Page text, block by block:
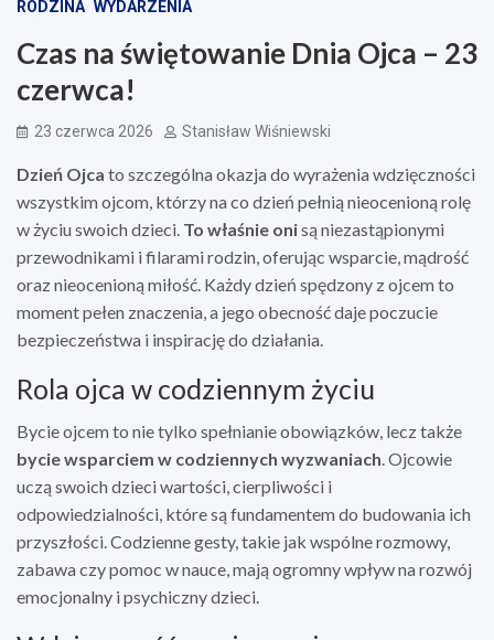
RODZINA WYDARZENIA
Czas na świętowanie Dnia Ojca – 23
czerwca!
23 czerwca 2026 Stanisław Wiśniewski
Dzień Ojca to szczególna okazja do wyrażenia wdzięczności
wszystkim ojcom, którzy na co dzień pełnią nieocenioną rolę
w życiu swoich dzieci. To właśnie onisą niezastąpionymi
przewodnikami i filarami rodzin, oferując wsparcie, mądrość
oraz nieocenioną miłość. Każdy dzień spędzony z ojcem to
moment pełen znaczenia, a jego obecność daje poczucie
bezpieczeństwa i inspirację do działania.
Rola ojca w codziennym życiu
Bycie ojcem to nie tylko spełnianie obowiązków, lecz także
bycie wsparciem w codziennych wyzwaniach . Ojcowie
uczą swoich dzieci wartości, cierpliwości i
odpowiedzialności, które są fundamentem do budowania ich
przyszłości. Codzienne gesty, takie jak wspólne rozmowy,
zabawa czy pomoc w nauce, mają ogromny wpływ na rozwój
emocjonalny i psychiczny dzieci.